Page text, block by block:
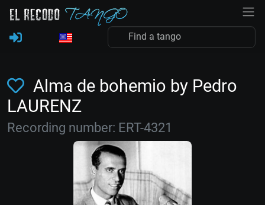
Alma de bohemio by Pedro
LAURENZ
Recording number: ERT-4321